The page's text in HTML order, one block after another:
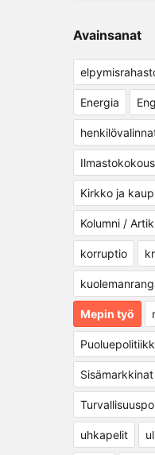
Avainsanat
Energia
Ilmastokokous
Kirkko ja
Kolumni /
korruptio
Mepin työ
Sisämarkkinat
uhkapelit